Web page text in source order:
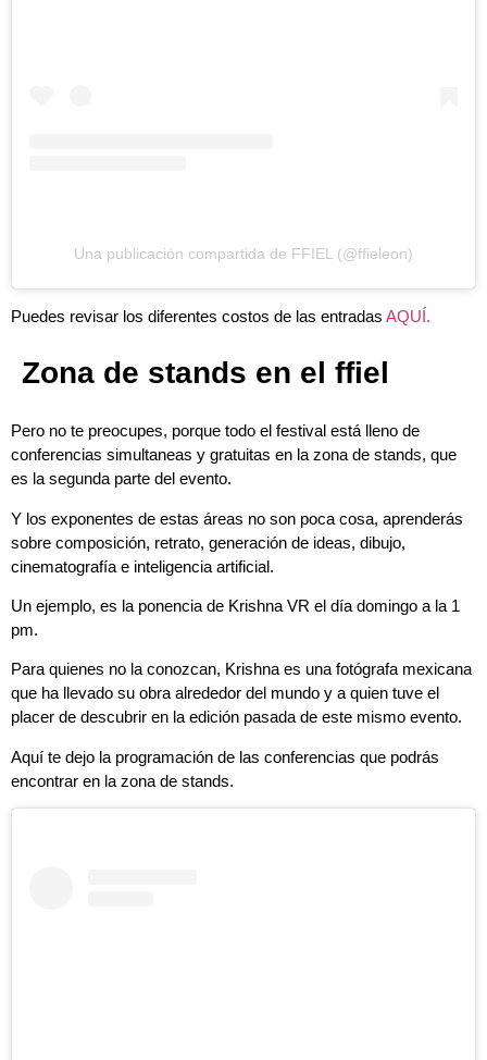
Una publicación compartida de FFIEL (@ffieleon)
Puedes revisar los diferentes costos de las entradas AQUÍ.
Zona de stands en el ffiel
Pero no te preocupes, porque todo el festival está lleno de
conferencias simultaneas y gratuitas en la zona de stands, que
es la segunda parte del evento.
Y los exponentes de estas áreas no son poca cosa, aprenderás
sobre composición, retrato, generación de ideas, dibujo,
cinematografía e inteligencia artificial.
Un ejemplo, es la ponencia de Krishna VR el día domingo a la 1
pm.
Para quienes no la conozcan, Krishna es una fotógrafa mexicana
que ha llevado su obra alrededor del mundo y a quien tuve el
placer de descubrir en la edición pasada de este mismo evento.
Aquí te dejo la programación de las conferencias que podrás
encontrar en la zona de stands.